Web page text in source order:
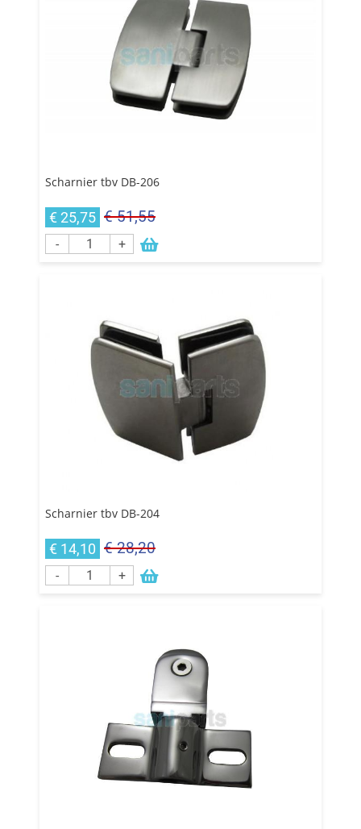
Scharnier tbv DB-206
€ 25,75 € 51,55
- +
Scharnier tbv DB-204
€ 14,10 € 28,20
- +